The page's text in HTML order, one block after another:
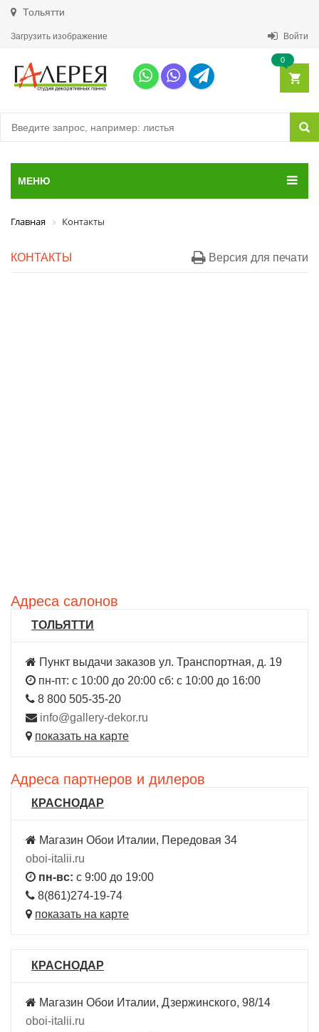
Тольятти
Загрузить изображение Войти
0
МЕНЮ
Главная Контакты
КОНТАКТЫ Версия для печати
Адреса салонов
ТОЛЬЯТТИ
Пункт выдачи заказов ул. Транспортная, д. 19
пн-пт: с 10:00 до 20:00 сб: с 10:00 до 16:00
8 800 505-35-20
info@gallery-dekor.ru
показать на карте
Адреса партнеров и дилеров
КРАСНОДАР
Магазин Обои Италии, Передовая 34
oboi-italii.ru
пн-вс: с 9:00 до 19:00
8(861)274-19-74
показать на карте
КРАСНОДАР
Магазин Обои Италии, Дзержинского, 98/14
oboi-italii.ru